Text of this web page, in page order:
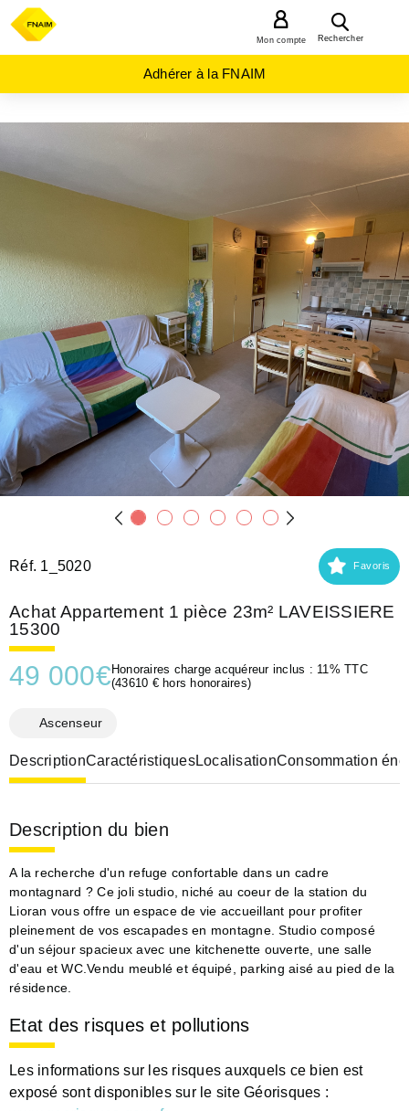
Rechercher
Mon compte
Adhérer à la FNAIM
AUVERGNE-
RHÔNE-
LAVEISSIERE
(15300)
Réf. 1_5020 Favoris
Achat Appartement 1 pièce 23m² LAVEISSIERE
15300
49 000€ Honoraires charge acquéreur inclus : 11% TTC
(43610 € hors honoraires)
Ascenseur
DescriptionCaractéristiquesLocalisationConsommation
Description du bien
A la recherche d'un refuge confortable dans un cadre
montagnard ? Ce joli studio, niché au coeur de la station du
Lioran vous offre un espace de vie accueillant pour profiter
pleinement de vos escapades en montagne. Studio composé
d'un séjour spacieux avec une kitchenette ouverte, une salle
d'eau et WC.Vendu meublé et équipé, parking aisé au pied de la
résidence.
Etat des risques et pollutions
Les informations sur les risques auxquels ce bien est
exposé sont disponibles sur le site Géorisques :